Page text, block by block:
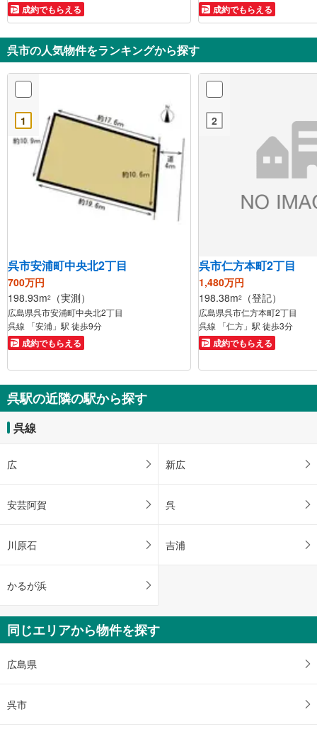
成約でもらえる 成約でもらえる
呉市の人気物件をランキングから探す
1
呉市安浦町中央北2丁目
700万円
198.93m2 （実測）
広島県呉市安浦町中央北2丁目
呉線 「安浦」駅 徒歩9分
成約でもらえる
2
呉市仁方本町2丁目
1,480万円
198.38m2 （登記）
広島県呉市仁方本町2丁目
呉線 「仁方」駅 徒歩3分
成約でもらえる
呉駅の近隣の駅から探す
呉線
広 新広
安芸阿賀 呉
川原石 吉浦
かるが浜
同じエリアから物件を探す
広島県
呉市